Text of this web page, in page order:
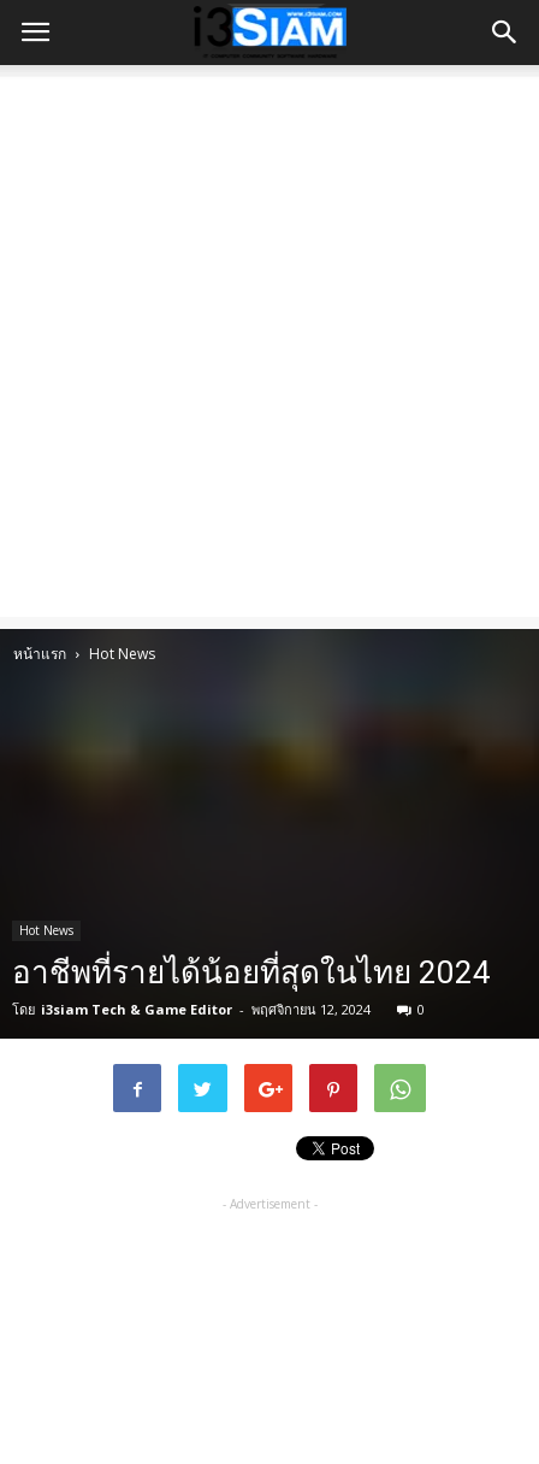
หน้าแรก Hot News
Hot News
อาชีพที่รายได้น้อยที่สุดในไทย 2024
โดย i3siam Tech & Game Editor - พฤศจิกายน 12, 2024 0
- Advertisement -